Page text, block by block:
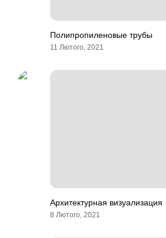
Полипропиленовые трубы
11 Лютого, 2021
Архитектурная визуализация
8 Лютого, 2021